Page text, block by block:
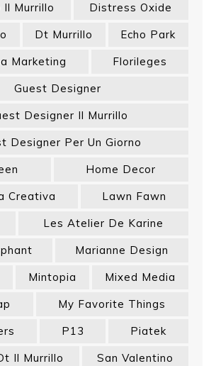
Murrillo
Distress Oxide
Dt Murrillo
Echo Park
Marketing
Florileges
Guest Designer
Designer Il Murrillo
Designer Per Un Giorno
Home Decor
Creativa
Lawn Fawn
Les Atelier De Karine
Marianne Design
Mintopia
Mixed Media
My Favorite Things
P13
Piatek
Il Murrillo
San Valentino